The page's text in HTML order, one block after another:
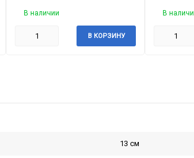
В наличии
В КОРЗИНУ
В
13 см